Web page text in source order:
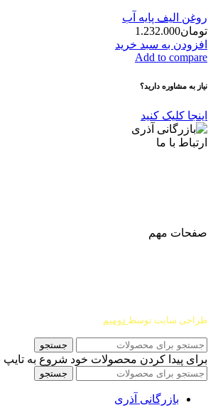
روغن الیف پایه آب
تومان1.232.000
افزودن به سبد خرید
Add to compare
نیاز به مشاوره دارید؟
اینجا کلیک کنید
ارتباط با ما
صفحات مهم
طراحی سایت توسط دومیم
جستجو
برای پیدا کردن محصولات خود شروع به تایپ
جستجو
بازرگانی آذری